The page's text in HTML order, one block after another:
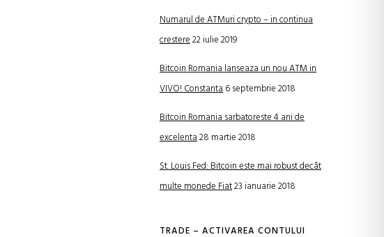
Numarul de ATMuri crypto – in continua
crestere22 iulie 2019
Bitcoin Romania lanseaza un nou ATM in
VIVO! Constanta6 septembrie 2018
Bitcoin Romania sarbatoreste 4 ani de
excelenta28 martie 2018
St. Louis Fed: Bitcoin este mai robust decât
multe monede Fiat23 ianuarie 2018
TRADE – ACTIVAREA CONTULUI